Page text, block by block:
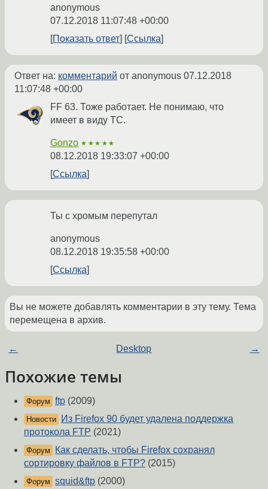
anonymous
07.12.2018 11:07:48 +00:00
Показать ответ
Ссылка
Ответ на: комментарий от anonymous 07.12.2018
11:07:48 +00:00
FF 63. Тоже работает. Не понимаю, что
имеет в виду ТС.
Gonzo ★★★★★
08.12.2018 19:33:07 +00:00
Ссылка
Ты с хромым перепутал
anonymous
08.12.2018 19:35:58 +00:00
Ссылка
Вы не можете добавлять комментарии в эту тему. Тема
перемещена в архив.
← Desktop →
Похожие темы
Форум ftp (2009)
Новости
Из Firefox 90 будет удалена поддержка
протокола FTP (2021)
Форум
Как сделать, чтобы Firefox сохранял
сортировку файлов в FTP? (2015)
Форум squid&ftp (2000)